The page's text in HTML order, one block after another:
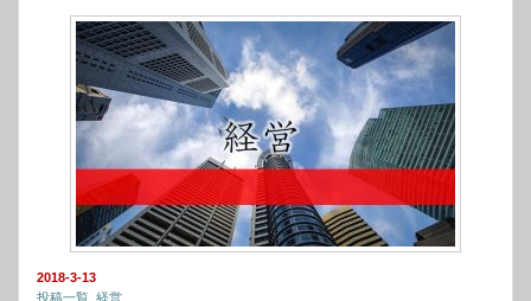
2018-3-13
投稿一覧 経営